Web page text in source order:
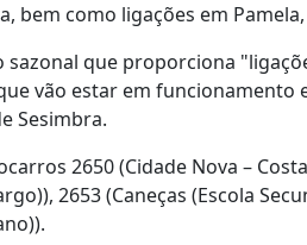
bem como ligações em
que proporciona
vão estar em funcionamento
Sesimbra.
2650 (Cidade Nova –
2653 (Caneças (Escola